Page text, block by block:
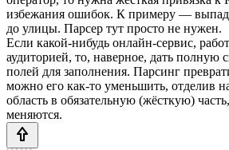
избежания ошибок. К примеру —
до улицы. Парсер тут просто не нужен.
Если какой-нибудь онлайн-сервис,
аудиторией, то, наверное, дать полную
полей для заполнения. Парсинг
можно его как-то уменьшить, отделив
область в обязательную (жёсткую)
меняются.